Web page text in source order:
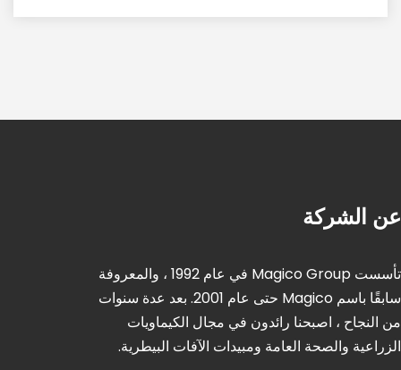
عن الشركة
تأسست Magico Group في عام 1992 ، والمعروفة
سابقًا باسم Magico حتى عام 2001. بعد عدة سنوات
من النجاح ، اصبحنا رائدون في مجال الكيماويات
الزراعية والصحة العامة ومبيدات الآفات البيطرية.